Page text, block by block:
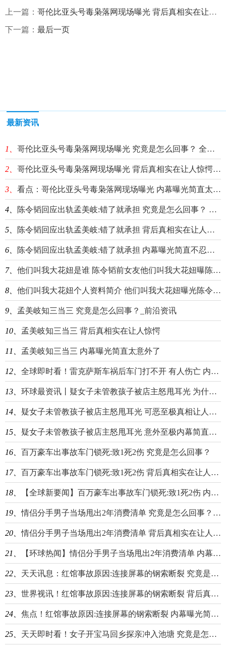
上一篇： 哥伦比亚头号毒枭落网现场曝光 背后真相实在让人惊愕_当前聚焦
下一篇： 最后一页
最新资讯
1、 哥伦比亚头号毒枭落网现场曝光 究竟是怎么回事？ 全球看热讯
2、 哥伦比亚头号毒枭落网现场曝光 背后真相实在让人惊愕_当前聚焦
3、 看点：哥伦比亚头号毒枭落网现场曝光 内幕曝光简直太惊人
4、 陈令韬回应出轨孟美岐:错了就承担 究竟是怎么回事？ 环球看热讯
5、 陈令韬回应出轨孟美岐:错了就承担 背后真相实在让人惊愕_聚焦
6、 陈令韬回应出轨孟美岐:错了就承担 内幕曝光简直不忍直视-报资讯
7、 他们叫我大花妞是谁 陈令韬前女友他们叫我大花妞曝陈令韬出轨孟美岐|每日看点
8、 他们叫我大花妞个人资料简介 他们叫我大花妞曝光陈令韬出轨孟美岐事件始末 天天日报
9、 孟美岐知三当三 究竟是怎么回事？_前沿资讯
10、 孟美岐知三当三 背后真相实在让人惊愕
11、 孟美岐知三当三 内幕曝光简直太意外了
12、 全球即时看！雷克萨斯车祸后车门打不开 有人伤亡 内幕曝光简直太意外了
13、 环球最资讯丨疑女子未管教孩子被店主怒甩耳光 为什么怒甩耳光事件始末原因曝光
14、 疑女子未管教孩子被店主怒甩耳光 可恶至极真相让人令人吃惊|新视野
15、 疑女子未管教孩子被店主怒甩耳光 意外至极内幕简直太崩溃了_当前资讯
16、 百万豪车出事故车门锁死:致1死2伤 究竟是怎么回事？
17、 百万豪车出事故车门锁死:致1死2伤 背后真相实在让人惊愕
18、 【全球新要闻】百万豪车出事故车门锁死:致1死2伤 内幕曝光简直太悲剧
19、 情侣分手男子当场甩出2年消费清单 究竟是怎么回事？_每日热门
20、 情侣分手男子当场甩出2年消费清单 背后真相实在让人惊愕-环球今头条
21、 【环球热闻】情侣分手男子当场甩出2年消费清单 内幕曝光简直太意外了
22、 天天讯息：红馆事故原因:连接屏幕的钢索断裂 究竟是怎么回事？
23、 世界视讯！红馆事故原因:连接屏幕的钢索断裂 背后真相实在让人惊愕
24、 焦点！红馆事故原因:连接屏幕的钢索断裂 内幕曝光简直太意外了
25、 天天即时看！女子开宝马回乡探亲冲入池塘 究竟是怎么回事？